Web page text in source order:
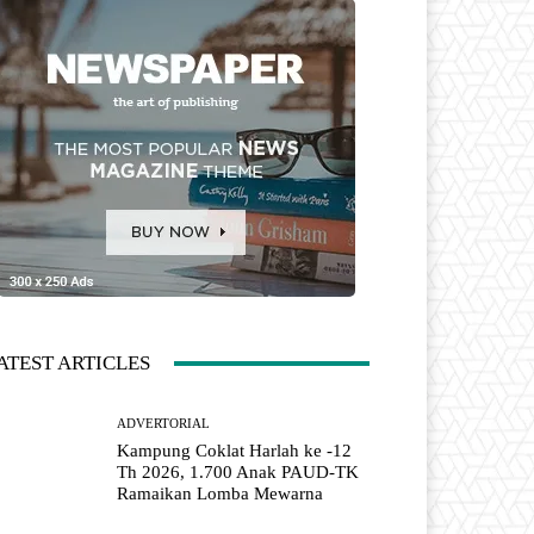
ARTICLES
ADVERTORIAL
Kampung Coklat Harlah ke -12
Th 2026, 1.700 Anak PAUD-TK
Ramaikan Lomba Mewarna